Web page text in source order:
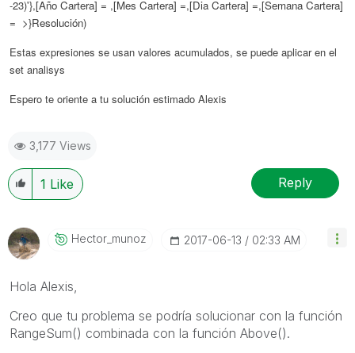
-23)'},[Año Cartera] = ,[Mes Cartera] =,[Dia Cartera] =,[Semana Cartera]
= >}Resolución)
Estas expresiones se usan valores acumulados, se puede aplicar en el
set analisys
Espero te oriente a tu solución estimado Alexis
3,177 Views
1 Like Reply
Hector_munoz ‎2017-06-13 02:33 AM
Hola Alexis,
Creo que tu problema se podría solucionar con la función
RangeSum() combinada con la función Above().